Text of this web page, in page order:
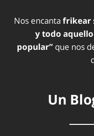
Nos encanta frikear
y todo
popular” que nos
Un